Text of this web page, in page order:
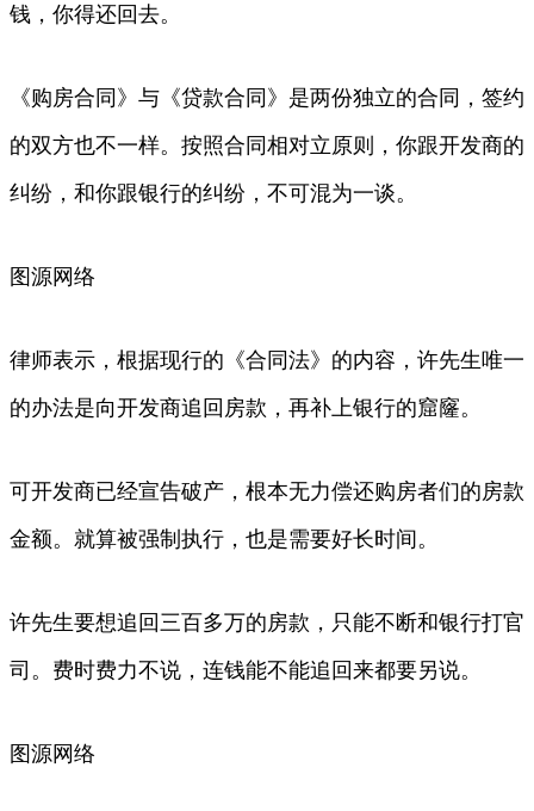
钱，你得还回去。
《购房合同》与《贷款合同》是两份独立的合同，签约
的双方也不一样。按照合同相对立原则，你跟开发商的
纠纷，和你跟银行的纠纷，不可混为一谈。
图源网络
律师表示，根据现行的《合同法》的内容，许先生唯一
的办法是向开发商追回房款，再补上银行的窟窿。
可开发商已经宣告破产，根本无力偿还购房者们的房款
金额。就算被强制执行，也是需要好长时间。
许先生要想追回三百多万的房款，只能不断和银行打官
司。费时费力不说，连钱能不能追回来都要另说。
图源网络